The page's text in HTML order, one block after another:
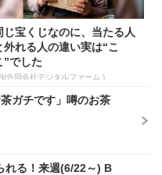
じ宝くじなのに、当たる人
外れる人の違い実は“こ
”でした
合同会社デジタルファーム )
ガチです」噂のお茶
れる！来週(6/22～) B